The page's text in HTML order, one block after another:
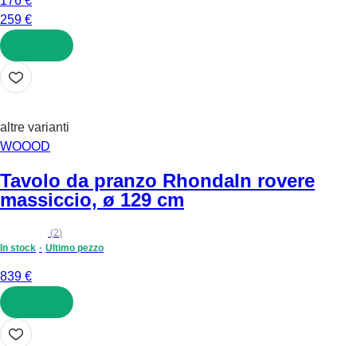
259 €
AGGIUNGI
altre varianti
WOOOD
Tavolo da pranzo RhondaIn rovere
massiccio, ø 129 cm
(2)
In stock
Ultimo pezzo
839 €
AGGIUNGI